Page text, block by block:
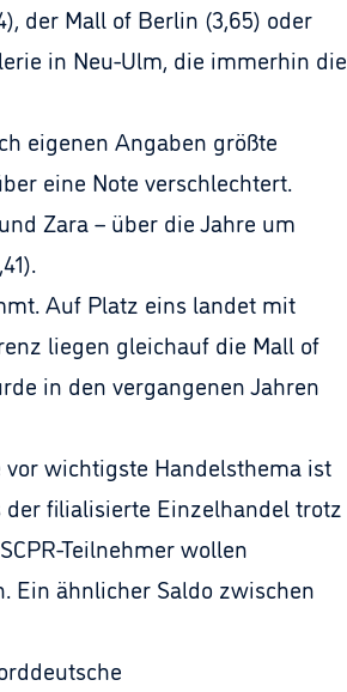
der Mall of Berlin (3,65) oder
in Neu-Ulm, die immerhin die
eigenen Angaben größte
eine Note verschlechtert.
Zara – über die Jahre um
Auf Platz eins landet mit
liegen gleichauf die Mall of
in den vergangenen Jahren
wichtigste Handelsthema ist
filialisierte Einzelhandel trotz
Teilnehmer wollen
Ein ähnlicher Saldo zwischen